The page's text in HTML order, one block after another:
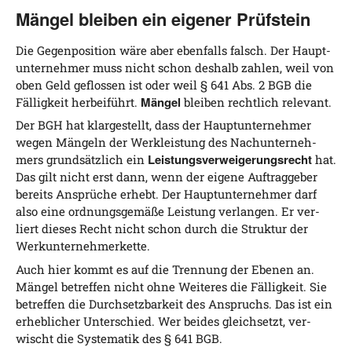
Mängel bleiben ein eigener Prüfstein
Die Gegen­po­si­ti­on wäre aber eben­falls falsch. Der Haupt­
un­ter­neh­mer muss nicht schon des­halb zah­len, weil von
oben Geld geflos­sen ist oder weil § 641 Abs. 2 BGB die
Fäl­lig­keit her­bei­führt. Män­gel blei­ben recht­lich relevant.
Der BGH hat klar­ge­stellt, dass der Haupt­un­ter­neh­mer
wegen Män­geln der Werk­leis­tung des Nach­un­ter­neh­
mers grund­sätz­lich ein Leis­tungs­ver­wei­ge­rungs­recht hat.
Das gilt nicht erst dann, wenn der eige­ne Auf­trag­ge­ber
bereits Ansprü­che erhebt. Der Haupt­un­ter­neh­mer darf
also eine ord­nungs­ge­mä­ße Leis­tung ver­lan­gen. Er ver­
liert die­ses Recht nicht schon durch die Struk­tur der
Werkunternehmerkette.
Auch hier kommt es auf die Tren­nung der Ebe­nen an.
Män­gel betref­fen nicht ohne Wei­te­res die Fäl­lig­keit. Sie
betref­fen die Durch­setz­bar­keit des Anspruchs. Das ist ein
erheb­li­cher Unter­schied. Wer bei­des gleich­setzt, ver­
wischt die Sys­te­ma­tik des § 641 BGB.